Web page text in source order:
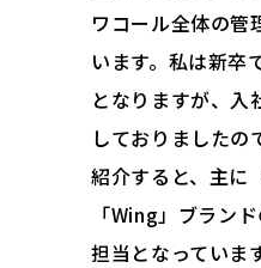
ワコール全体の管
います。私は新卒
となりますが、入
しておりました
紹介すると、主に
「Wing」ブラン
担当となっています